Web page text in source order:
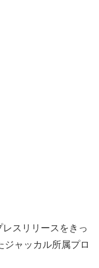
スリリースをきっ
ジャッカル所属プロ